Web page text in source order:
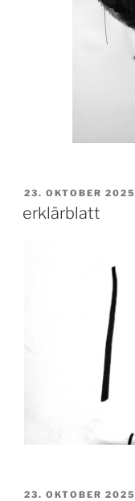
VERÖFFENTLICHT
AM
23. OKTOBER 2025
erklärblatt
VERÖFFENTLICHT
23. OKTOBER 2025